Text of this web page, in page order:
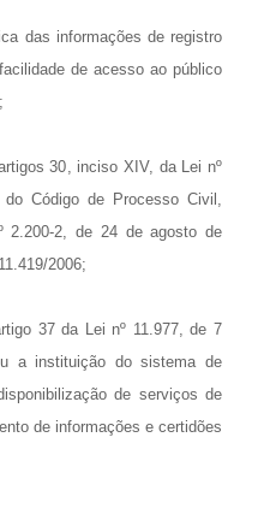
das informações de registro
de acesso ao público
30, inciso XIV, da Lei nº
Código de Processo Civil,
2.200-2, de 24 de agosto de
2006;
37 da Lei nº 11.977, de 7
a instituição do sistema de
de serviços de
de informações e certidões